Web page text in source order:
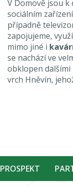
V Domově jsou
sociálním
případně
zapojujeme,
mimo jiné i
se nachází ve
obklopen dalšími
vrch Hněvín,
PROSPEKT